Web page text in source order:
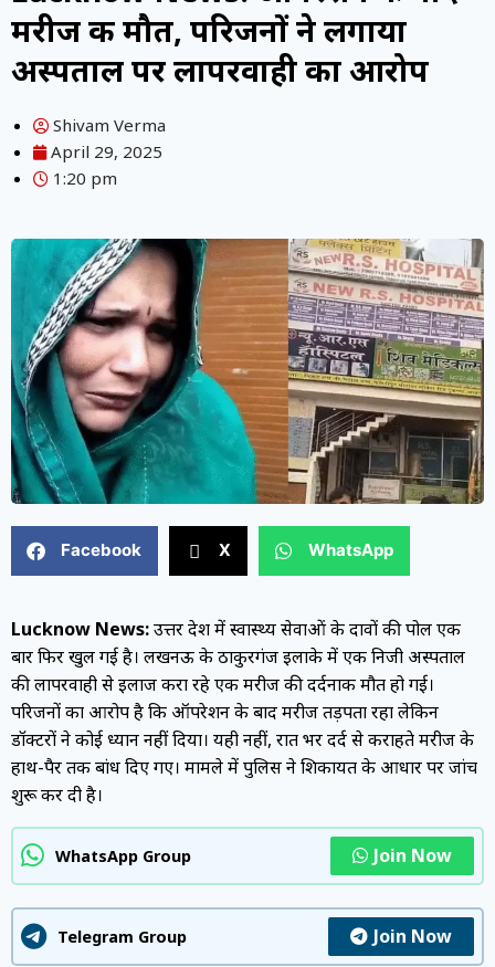
मरीज की मौत, परिजनों ने लगाया
अस्पताल पर लापरवाही का आरोप
Shivam Verma
April 29, 2025
1:20 pm
Facebook X WhatsApp
Lucknow News:उत्तर प्रदेश में स्वास्थ्य सेवाओं के दावों की पोल एक
बार फिर खुल गई है। लखनऊ के ठाकुरगंज इलाके में एक निजी अस्पताल
की लापरवाही से इलाज करा रहे एक मरीज की दर्दनाक मौत हो गई।
परिजनों का आरोप है कि ऑपरेशन के बाद मरीज तड़पता रहा लेकिन
डॉक्टरों ने कोई ध्यान नहीं दिया। यही नहीं, रात भर दर्द से कराहते मरीज के
हाथ-पैर तक बांध दिए गए। मामले में पुलिस ने शिकायत के आधार पर जांच
शुरू कर दी है।
WhatsApp Group Join Now
Telegram Group Join Now